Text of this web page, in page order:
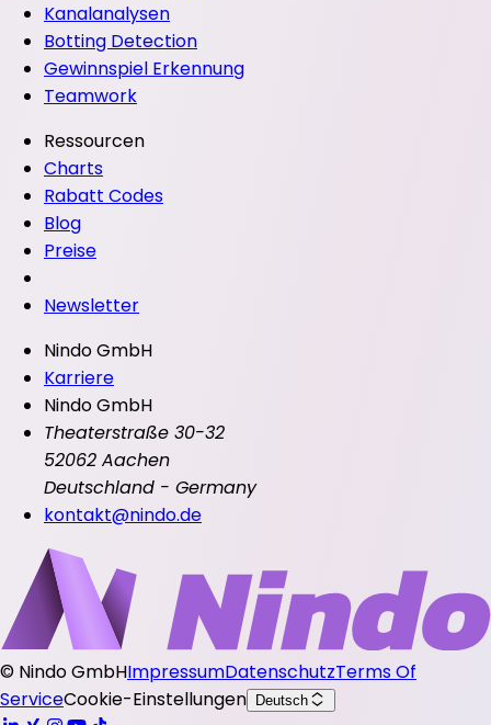
Kanalanalysen
Botting Detection
Gewinnspiel Erkennung
Teamwork
Ressourcen
Charts
Rabatt Codes
Blog
Preise
Newsletter
Nindo GmbH
Karriere
Nindo GmbH
Theaterstraße 30-32
52062 Aachen
Deutschland - Germany
kontakt@nindo.de
© Nindo GmbHImpressumDatenschutzTerms Of
ServiceCookie-Einstellungen Deutsch